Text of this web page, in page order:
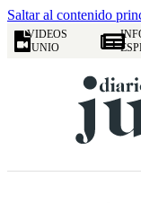
Saltar al contenido
VIDEOS
JUNIO